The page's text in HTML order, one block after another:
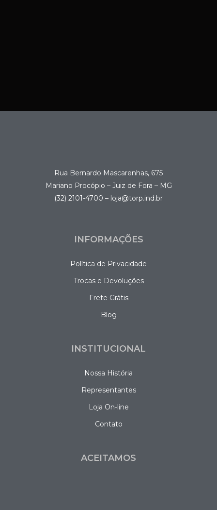
Rua Bernardo Mascarenhas, 675
Mariano Procópio – Juiz de Fora – MG
(32) 2101-4700 – loja@torp.ind.br
INFORMAÇÕES
Política de Privacidade
Trocas e Devoluções
Frete Grátis
Blog
INSTITUCIONAL
Nossa História
Representantes
Loja On-line
Contato
ACEITAMOS